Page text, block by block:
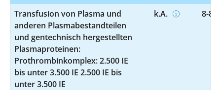
Transfusion von Plasma und
anderen Plasmabestandteilen
und gentechnisch hergestellten
Plasmaproteinen:
Prothrombinkomplex: 2.500 IE
bis unter 3.500 IE 2.500 IE bis
unter 3.500 IE
k.A. 8-